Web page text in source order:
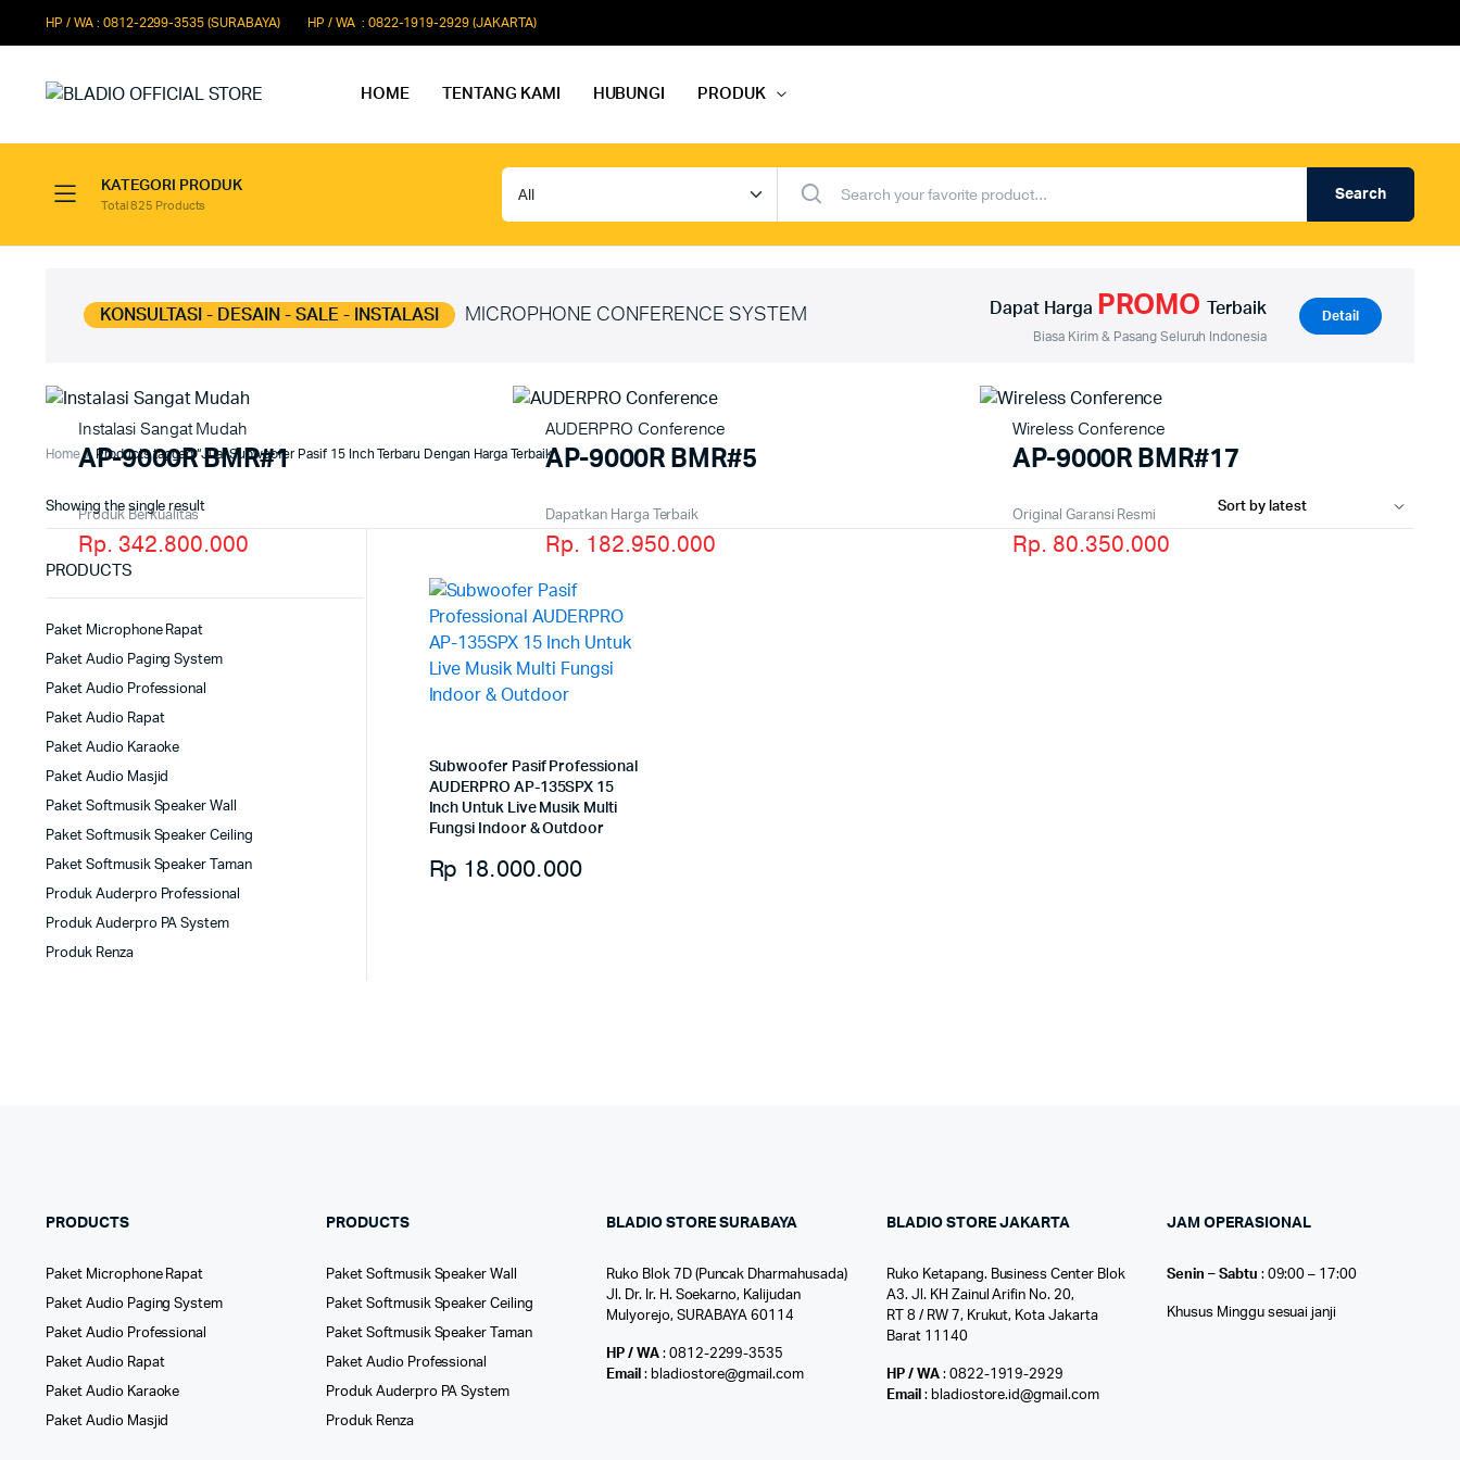
HP / WA : 0812-2299-3535 (SURABAYA) HP / WA : 0822-1919-2929 (JAKARTA)
HOME TENTANG KAMI HUBUNGI PRODUK
Paket Audio Professional Paket Audio Masjid Produk Renza
KATEGORI PRODUK
Total 825 Products
Search
KONSULTASI - DESAIN - SALE - INSTALASI MICROPHONE CONFERENCE SYSTEM Dapat Harga PROMO Terbaik
Biasa Kirim & Pasang Seluruh Indonesia
Detail
Instalasi Sangat Mudah
AP-9000R BMR#1
Produk Berkualitas
Rp. 342.800.000
AUDERPRO Conference
AP-9000R BMR#5
Dapatkan Harga Terbaik
Rp. 182.950.000
Wireless Conference
AP-9000R BMR#17
Original Garansi Resmi
Rp. 80.350.000
Home Products tagged “Jual Subwoofer Pasif 15 Inch Terbaru Dengan Harga Terbaik”
Showing the single result
Subwoofer Pasif Professional
AUDERPRO AP-135SPX 15
Inch Untuk Live Musik Multi
Fungsi Indoor & Outdoor
Rp 18.000.000
PRODUCTS
Paket Microphone Rapat
Paket Audio Paging System
Paket Audio Professional
Paket Audio Rapat
Paket Audio Karaoke
Paket Audio Masjid
Paket Softmusik Speaker Wall
Paket Softmusik Speaker Ceiling
Paket Softmusik Speaker Taman
Produk Auderpro Professional
Produk Auderpro PA System
Produk Renza
PRODUCTS
Paket Microphone Rapat
Paket Audio Paging System
Paket Audio Professional
Paket Audio Rapat
Paket Audio Karaoke
Paket Audio Masjid
PRODUCTS
Paket Softmusik Speaker Wall
Paket Softmusik Speaker Ceiling
Paket Softmusik Speaker Taman
Paket Audio Professional
Produk Auderpro PA System
Produk Renza
BLADIO STORE SURABAYA
Ruko Blok 7D (Puncak Dharmahusada)
Jl. Dr. Ir. H. Soekarno, Kalijudan
Mulyorejo, SURABAYA 60114
HP / WA: 0812-2299-3535
Email : bladiostore@gmail.com
BLADIO STORE JAKARTA
Ruko Ketapang. Business Center Blok
A3. Jl. KH Zainul Arifin No. 20,
RT 8 / RW 7, Krukut, Kota Jakarta
Barat 11140
HP / WA: 0822-1919-2929
Email : bladiostore.id@gmail.com
JAM OPERASIONAL
Senin – Sabtu : 09:00 – 17:00
Khusus Minggu sesuai janji